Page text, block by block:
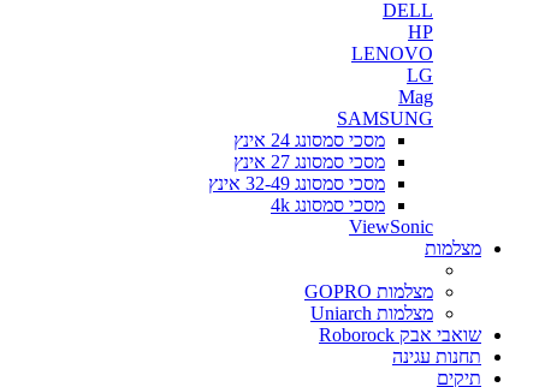
DELL
HP
LENOVO
LG
Mag
SAMSUNG
מסכי סמסונג 24 אינץ
מסכי סמסונג 27 אינץ
מסכי סמסונג 32-49 אינץ
מסכי סמסונג 4k
ViewSonic
מצלמות
מצלמות GOPRO
מצלמות Uniarch
שואבי אבק Roborock
תחנות עגינה
תיקים